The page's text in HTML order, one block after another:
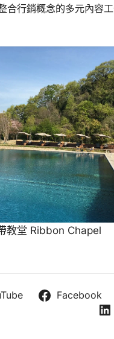
合行銷概念的多元內容
教堂 Ribbon Chapel
Facebook